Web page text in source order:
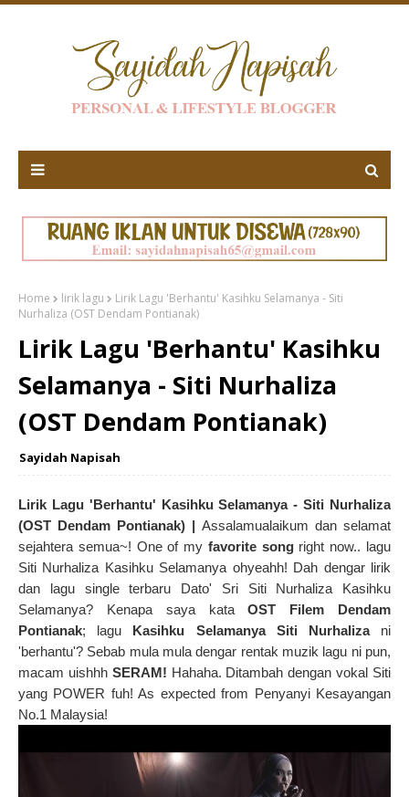
Home lirik lagu
Lirik Lagu 'Berhantu' Kasihku Selamanya - Siti
Nurhaliza (OST Dendam Pontianak)
Lirik Lagu 'Berhantu' Kasihku
Selamanya - Siti Nurhaliza
(OST Dendam Pontianak)
Sayidah Napisah
Lirik Lagu 'Berhantu' Kasihku Selamanya - Siti Nurhaliza
(OST Dendam Pontianak) | Assalamualaikum dan selamat
sejahtera semua~! One of my favorite songright now.. lagu
Siti Nurhaliza Kasihku Selamanya ohyeahh! Dah dengar lirik
dan lagu single terbaru Dato' Sri Siti Nurhaliza Kasihku
Selamanya? Kenapa saya kataOST Filem Dendam
Pontianak; lagu Kasihku Selamanya Siti Nurhalizani
'berhantu'? Sebab mula mula dengar rentak muzik lagu ni pun,
macam uishhh SERAM! Hahaha. Ditambah dengan vokal Siti
yang POWER fuh! As expected from Penyanyi Kesayangan
No.1 Malaysia!